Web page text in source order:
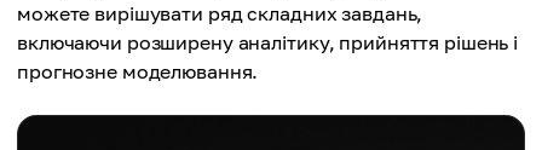
можете вирішувати ряд складних завдань,
включаючи розширену аналітику, прийняття рішень і
прогнозне моделювання.